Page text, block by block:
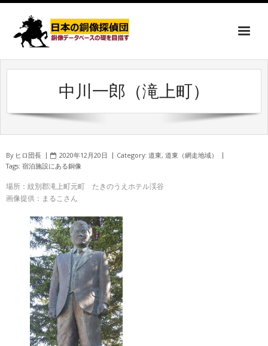
中川一郎（滝上町）
By ヒロ団長 2020年12月20日 Category: 道東, 道東（網走地域）
Tags: 宿泊施設にある銅像
場所：紋別郡滝上町元町 たきのうえホテル渓谷
画像提供：まるこさん